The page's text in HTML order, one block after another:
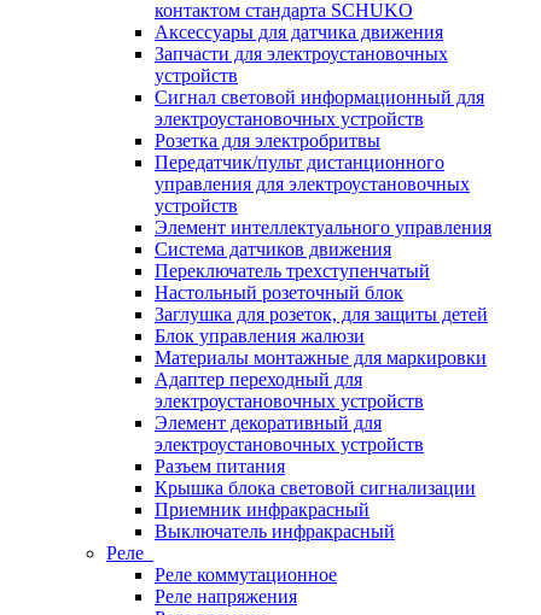
контактом стандарта SCHUKO
Аксессуары для датчика движения
Запчасти для электроустановочных
устройств
Сигнал световой информационный для
электроустановочных устройств
Розетка для электробритвы
Передатчик/пульт дистанционного
управления для электроустановочных
устройств
Элемент интеллектуального управления
Система датчиков движения
Переключатель трехступенчатый
Настольный розеточный блок
Заглушка для розеток, для защиты детей
Блок управления жалюзи
Материалы монтажные для маркировки
Адаптер переходный для
электроустановочных устройств
Элемент декоративный для
электроустановочных устройств
Разъем питания
Крышка блока световой сигнализации
Приемник инфракрасный
Выключатель инфракрасный
Реле
Реле коммутационное
Реле напряжения